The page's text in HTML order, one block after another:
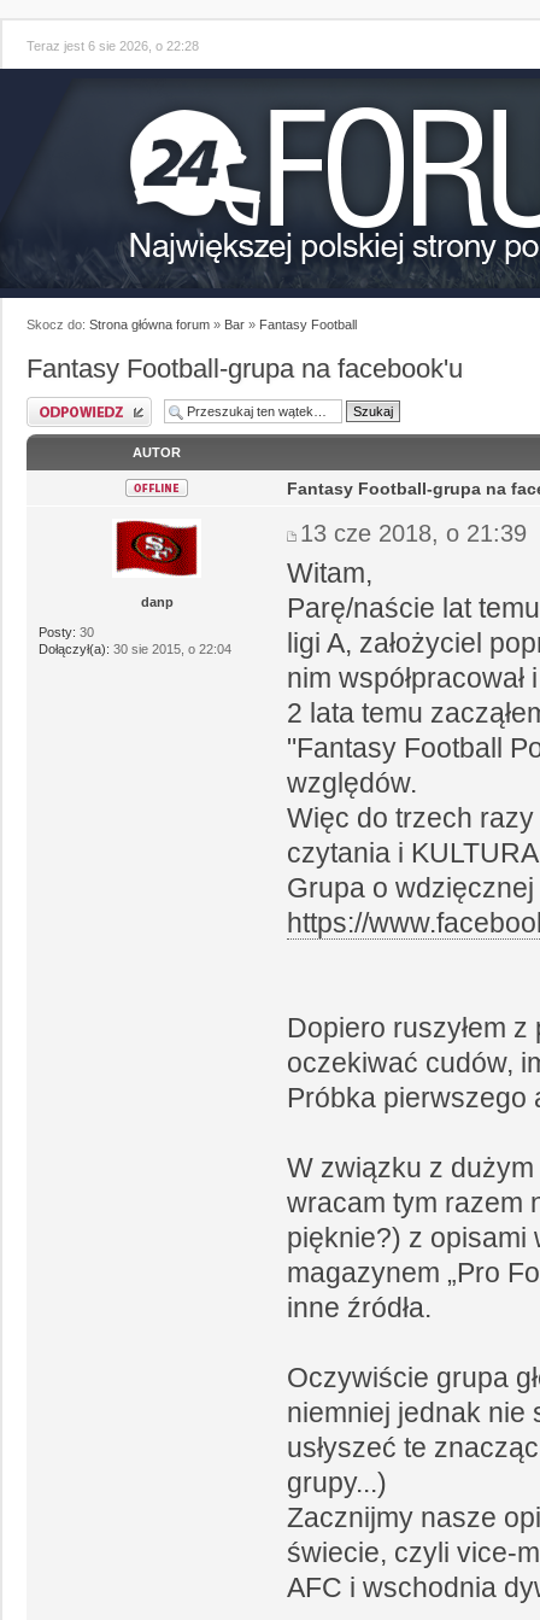
Teraz jest 6 sie 2026, o 22:28
Skocz do: Strona główna forum » Bar » Fantasy Football
Fantasy Football-grupa na facebook'u
AUTOR
danp
Posty: 30
Dołączył(a): 30 sie 2015, o 22:04
Fantasy Football-grupa na
13 cze 2018, o 21:39
Witam,
Parę/naście lat
ligi A, założyciel
nim współpracował
2 lata temu
"Fantasy Football
względów.
Więc do trzech razy
czytania i
Grupa o
https://
Dopiero ruszyłem
oczekiwać cudów,
Próbka pierwszego
W związku z
wracam tym razem
pięknie?) z opisami
magazynem „Pro
inne źródła.
Oczywiście grupa
niemniej jednak nie
usłyszeć te
grupy...)
Zacznijmy nasze
świecie, czyli vice-
AFC i wschodnia